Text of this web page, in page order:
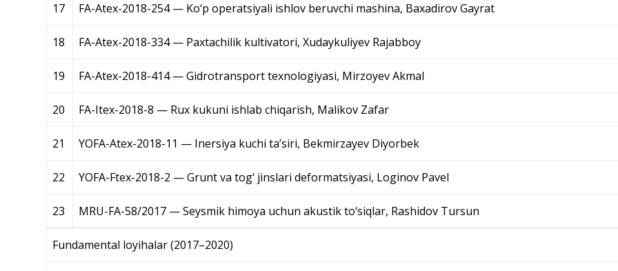
17 FA-Atex-2018-254 — Ko‘p operatsiyali ishlov beruvchi mashina, Baxadirov Gayrat
18 FA-Atex-2018-334 — Paxtachilik kultivatori, Xudaykuliyev Rajabboy
19 FA-Atex-2018-414 — Gidrotransport texnologiyasi, Mirzoyev Akmal
20 FA-Itex-2018-8 — Rux kukuni ishlab chiqarish, Malikov Zafar
21 YOFA-Atex-2018-11 — Inersiya kuchi ta’siri, Bekmirzayev Diyorbek
22 YOFA-Ftex-2018-2 — Grunt va tog‘ jinslari deformatsiyasi, Loginov Pavel
23 MRU-FA-58/2017 — Seysmik himoya uchun akustik to‘siqlar, Rashidov Tursun
Fundamental loyihalar (2017–2020)